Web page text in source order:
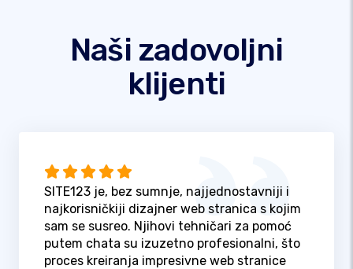
Naši zadovoljni
klijenti
SITE123 je, bez sumnje, najjednostavniji i
najkorisničkiji dizajner web stranica s kojim
sam se susreo. Njihovi tehničari za pomoć
putem chata su izuzetno profesionalni, što
proces kreiranja impresivne web stranice